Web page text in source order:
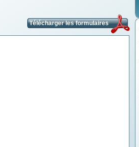
Télécharger les formulaires